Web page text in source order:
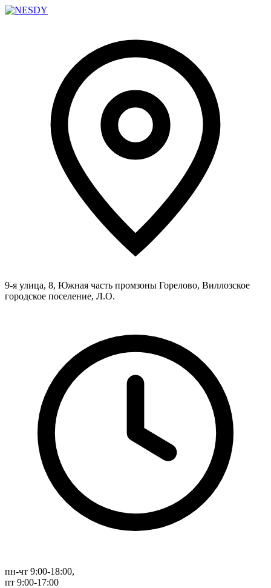
9-я улица, 8, Южная часть промзоны Горелово, Виллозское
городское поселение, Л.О.
пн-чт 9:00-18:00,
пт 9:00-17:00